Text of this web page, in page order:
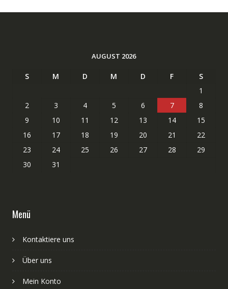
AUGUST 2026
S M D M D F
S
1
2
3 4 5 6 7
8
9
10 11 12 13 14
15
16
17 18 19 20 21
22
23
24 25 26 27 28
29
30
31
Menü
Kontaktiere uns
Über uns
Mein Konto